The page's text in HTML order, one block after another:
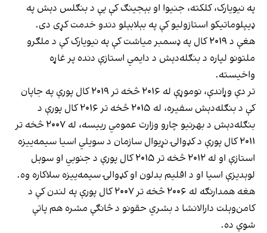
په نیویارک، کلکته، جنیوا او بېجینګ کې یې د بنګلس دېش په
ډیپلوماتیکو استازولیو کې په بېلابېلو دندو خدمت کړی دی.
هغې د ۲۰۱۹ کال په ډسمبر میاشت کې په نیویارک کې د ملګرو
ملتونو لپاره د بنګله‌دېش د دایمي استازې دنده پر غاړه
واخیسته.
تر دې وړاندې، نوموړې له ۲۰۱۶ څخه تر ۲۰۱۹ کال پورې په جاپان
کې د بنګله‌دېش سفیره، له ۲۰۱۵ څخه تر ۲۰۱۶ کال پورې د
بنګله‌دېش د بهرنیو چارو وزارت عمومي رییسه، له ۲۰۰۷ څخه تر
۲۰۱۱ کال پورې د کډوالۍ نړیوال سازمان د سویلي اسیا سیمه‌ییزه
استازې او له ۲۰۱۲ څخه تر ۲۰۱۵ کال پورې د جنوبي او سوېل
لوېدیزې اسیا او د اقلیم بدلون او کډوالۍ سیمه‌ییزه سلاکاره وه.
هغه همدارنګه له ۲۰۰۶ څخه تر ۲۰۰۷ کال پورې په لندن کې د
کامن‌وېلت دارالانشا د بشري حقونو د څانګې مشره هم پاتې
شوې ده.